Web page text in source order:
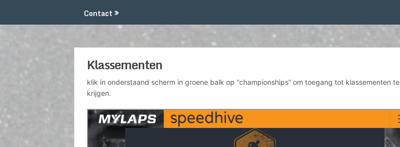
Contact
Klassementen
klik in onderstaand scherm in groene balk op “championships” om toegang tot klassementen te
krijgen.